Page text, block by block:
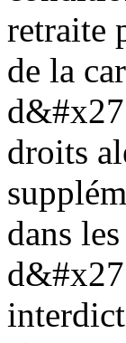
retraite
de la
droits
dans